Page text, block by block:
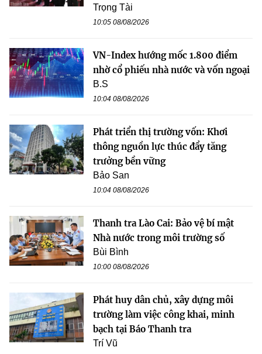
Trọng Tài
10:05 08/08/2026
VN-Index hướng mốc 1.800 điểm
nhờ cổ phiếu nhà nước và vốn ngoại
B.S
10:04 08/08/2026
Phát triển thị trường vốn: Khơi
thông nguồn lực thúc đẩy tăng
trưởng bền vững
Bảo San
10:04 08/08/2026
Thanh tra Lào Cai: Bảo vệ bí mật
Nhà nước trong môi trường số
Bùi Bình
10:00 08/08/2026
Phát huy dân chủ, xây dựng môi
trường làm việc công khai, minh
bạch tại Báo Thanh tra
Trí Vũ